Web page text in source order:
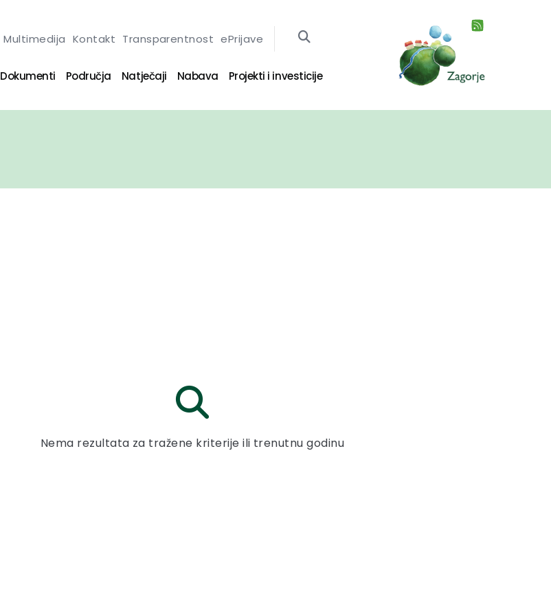
Multimedija Kontakt Transparentnost ePrijave
Dokumenti Područja Natječaji Nabava Projekti i investicije
Nema rezultata za tražene kriterije ili trenutnu godinu